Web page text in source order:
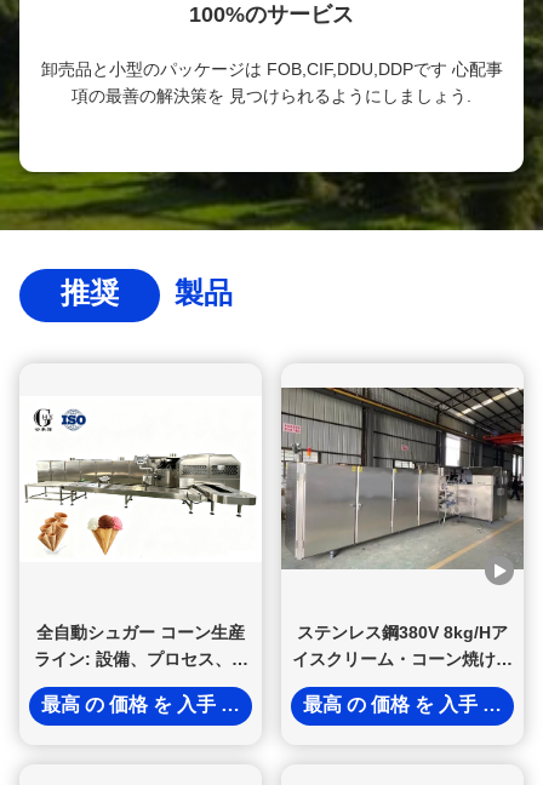
100%のサービス
卸売品と小型のパッケージは FOB,CIF,DDU,DDPです 心配事
項の最善の解決策を 見つけられるようにしましょう.
推奨 製品
全自動シュガー コーン生産
ライン: 設備、プロセス、生
産能力に関する完全ガイド
最高 の 価格 を 入手 する
ステンレス鋼380V 8kg/Hア
イスクリーム・コーン焼ける
機械
最高 の 価格 を 入手 する